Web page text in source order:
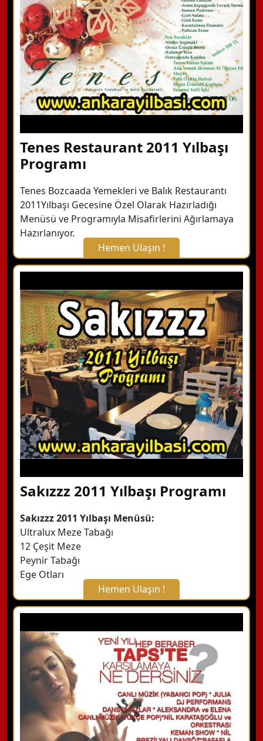
Detaylı Bilgi Alın
Tenes Restaurant 2011 Yılbaşı
Programı
Tenes Bozcaada Yemekleri ve Balık Restaurantı
2011Yılbaşı Gecesine Özel Olarak Hazırladığı
Menüsü ve Programıyla Misafirlerini Ağırlamaya
Hazırlanıyor.
Hemen Ulaşın !
X Kapat
WhatsApp ile Bilgi Alın
Hemen Arayın
Detaylı Bilgi Alın
Sakızzz 2011 Yılbaşı Programı
Sakızzz 2011 Yılbaşı Menüsü:
Ultralux Meze Tabağı
12 Çeşit Meze
Peynir Tabağı
Ege Otları
Hemen Ulaşın !
X Kapat
WhatsApp ile Bilgi Alın
Hemen Arayın
Detaylı Bilgi Alın